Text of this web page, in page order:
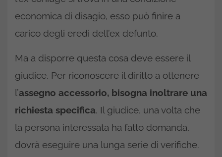
economica di disagio, esso può finire a
carico degli eredi dell’ex defunto.
Ma a disporre questa cosa deve essere il
giudice. Per riconoscere il diritto a ottenere
l’assegno accessorio, bisogna inoltrare una
richiesta specifica. Il giudice, una volta che
la persona interessata ha fatto domanda,
dovrà eseguire una lunga serie di verifiche.